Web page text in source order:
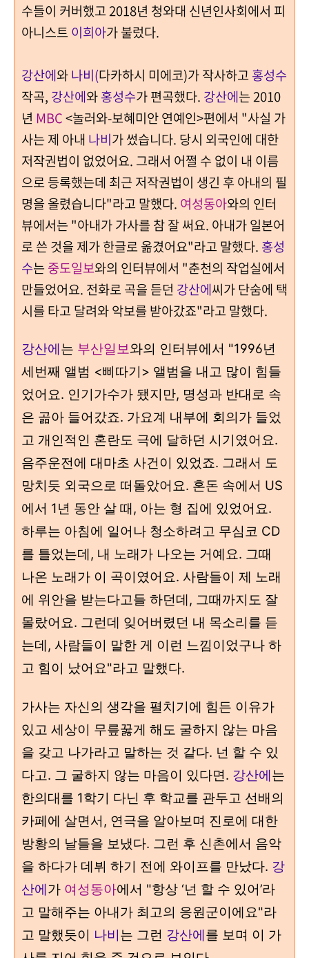
수들이 커버했고 2018년 청와대 신년인사회에서 피
아니스트이희아가 불렀다.
강산에와나비(다카하시 미에코)가 작사하고 홍성수
작곡, 강산에와홍성수가 편곡했다. 강산에는 2010
년 MBC<놀러와-보혜미안 연예인>편에서 "사실 가
사는 제 아내 나비가 썼습니다. 당시 외국인에 대한
저작권법이 없었어요. 그래서 어쩔 수 없이 내 이름
으로 등록했는데 최근 저작권법이 생긴 후 아내의 필
명을 올렸습니다"라고 말했다. 여성동아와의 인터
뷰에서는 "아내가 가사를 참 잘 써요. 아내가 일본어
로 쓴 것을 제가 한글로 옮겼어요"라고 말했다. 홍성
수는 중도일보와의 인터뷰에서 "춘천의 작업실에서
만들었어요. 전화로 곡을 듣던 강산에씨가 단숨에 택
시를 타고 달려와 악보를 받아갔죠"라고 말했다.
강산에는 부산일보와의 인터뷰에서 "1996년
세번째 앨범 <삐따기> 앨범을 내고 많이 힘들
었어요. 인기가수가 됐지만, 명성과 반대로 속
은 곪아 들어갔죠. 가요계 내부에 회의가 들었
고 개인적인 혼란도 극에 달하던 시기였어요.
음주운전에 대마초 사건이 있었죠. 그래서 도
망치듯 외국으로 떠돌았어요. 혼돈 속에서 US
에서 1년 동안 살 때, 아는 형 집에 있었어요.
하루는 아침에 일어나 청소하려고 무심코 CD
를 틀었는데, 내 노래가 나오는 거예요. 그때
나온 노래가 이 곡이였어요. 사람들이 제 노래
에 위안을 받는다고들 하던데, 그때까지도 잘
몰랐어요. 그런데 잊어버렸던 내 목소리를 듣
는데, 사람들이 말한 게 이런 느낌이었구나 하
고 힘이 났어요"라고 말했다.
가사는 자신의 생각을 펼치기에 힘든 이유가
있고 세상이 무릎꿇게 해도 굴하지 않는 마음
을 갖고 나가라고 말하는 것 같다. 넌 할 수 있
다고. 그 굴하지 않는 마음이 있다면. 강산에는
한의대를 1학기 다닌 후 학교를 관두고 선배의
카페에 살면서, 연극을 알아보며 진로에 대한
방황의 날들을 보냈다. 그런 후 신촌에서 음악
을 하다가 데뷔 하기 전에 와이프를 만났다. 강
산에가 여성동아에서 "항상 ‘넌 할 수 있어’라
고 말해주는 아내가 최고의 응원군이에요"라
고 말했듯이 나비는 그런 강산에를 보며 이 가